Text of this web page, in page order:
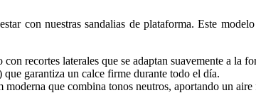
con nuestras sandalias de plataforma. Este
recortes laterales que se adaptan suavemente a la
que garantiza un calce firme durante todo el día.
moderna que combina tonos neutros, aportando un